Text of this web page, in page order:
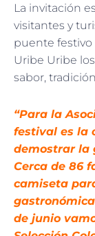
La invitación
visitantes y
puente festivo
Uribe Uribe
sabor,
“Para la
festival es la
demostrar la
Cerca de 86
camiseta
de junio